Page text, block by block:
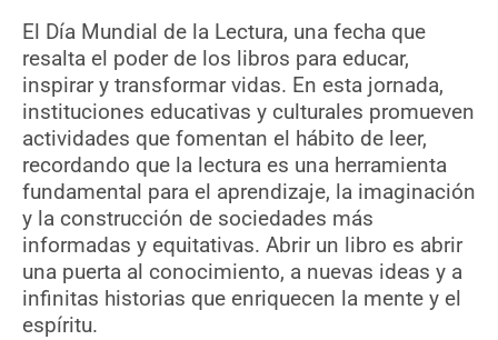
El Día Mundial de la Lectura, una fecha que
resalta el poder de los libros para educar,
inspirar y transformar vidas. En esta jornada,
instituciones educativas y culturales promueven
actividades que fomentan el hábito de leer,
recordando que la lectura es una herramienta
fundamental para el aprendizaje, la imaginación
y la construcción de sociedades más
informadas y equitativas. Abrir un libro es abrir
una puerta al conocimiento, a nuevas ideas y a
infinitas historias que enriquecen la mente y el
espíritu.